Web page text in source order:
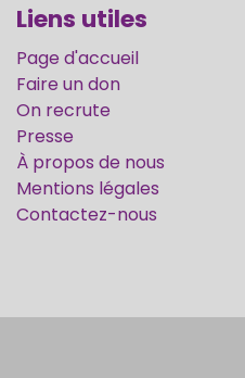
Liens utiles
Page d'accueil
Faire un don
On recrute
Presse
À propos de nous
Mentions légales
Contactez-nous